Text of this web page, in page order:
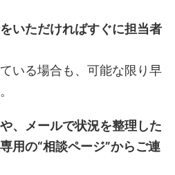
いただければすぐに担当者
いる場合も、可能な限り早
、メールで状況を整理した
用の“相談ページ”からご連